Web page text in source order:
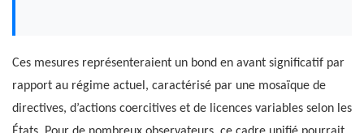
Ces mesures représenteraient un bond en avant significatif par
rapport au régime actuel, caractérisé par une mosaïque de
directives, d’actions coercitives et de licences variables selon les